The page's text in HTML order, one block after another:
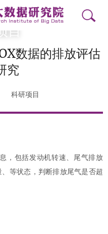
目
数据的排放评估
究
科研项目
包括发动机转速、尾气排放
等状态，判断排放尾气是否超